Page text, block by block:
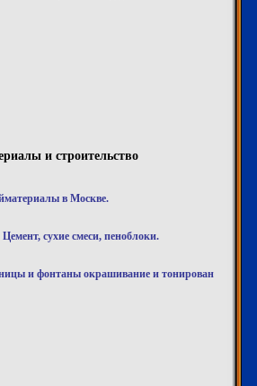
и строительство
в Москве.
сухие смеси, пеноблоки.
и фонтаны окрашивание и тонирован